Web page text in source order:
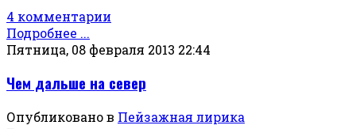
4 комментарии
Подробнее ...
Пятница, 08 февраля 2013 22:44
Чем дальше на север
Опубликовано в Пейзажная лирика